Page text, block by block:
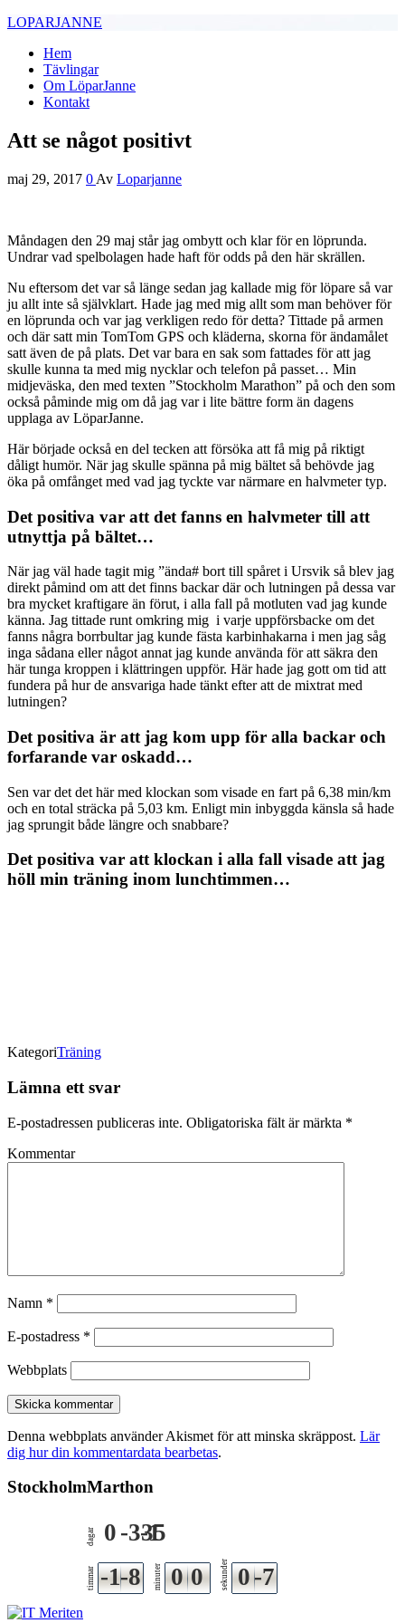
LOPARJANNE
Hem
Tävlingar
Om LöparJanne
Kontakt
Att se något positivt
maj 29, 2017 0 Av Loparjanne
Måndagen den 29 maj står jag ombytt och klar för en löprunda.
Undrar vad spelbolagen hade haft för odds på den här skrällen.
Nu eftersom det var så länge sedan jag kallade mig för löpare så var
ju allt inte så självklart. Hade jag med mig allt som man behöver för
en löprunda och var jag verkligen redo för detta? Tittade på armen
och där satt min TomTom GPS och kläderna, skorna för ändamålet
satt även de på plats. Det var bara en sak som fattades för att jag
skulle kunna ta med mig nycklar och telefon på passet… Min
midjeväska, den med texten ”Stockholm Marathon” på och den som
också påminde mig om då jag var i lite bättre form än dagens
upplaga av LöparJanne.
Här började också en del tecken att försöka att få mig på riktigt
dåligt humör. När jag skulle spänna på mig bältet så behövde jag
öka på omfånget med vad jag tyckte var närmare en halvmeter typ.
Det positiva var att det fanns en halvmeter till att
utnyttja på bältet…
När jag väl hade tagit mig ”ända# bort till spåret i Ursvik så blev jag
direkt påmind om att det finns backar där och lutningen på dessa var
bra mycket kraftigare än förut, i alla fall på motluten vad jag kunde
känna. Jag tittade runt omkring mig i varje uppförsbacke om det
fanns några borrbultar jag kunde fästa karbinhakarna i men jag såg
inga sådana eller något annat jag kunde använda för att säkra den
här tunga kroppen i klättringen uppför. Här hade jag gott om tid att
fundera på hur de ansvariga hade tänkt efter att de mixtrat med
lutningen?
Det positiva är att jag kom upp för alla backar och
forfarande var oskadd…
Sen var det det här med klockan som visade en fart på 6,38 min/km
och en total sträcka på 5,03 km. Enligt min inbyggda känsla så hade
jag sprungit både längre och snabbare?
Det positiva var att klockan i alla fall visade att jag
höll min träning inom lunchtimmen…
KategoriTräning
Lämna ett svar
E-postadressen publiceras inte. Obligatoriska fält är märkta *
Kommentar
Namn *
E-postadress *
Webbplats
Denna webbplats använder Akismet för att minska skräppost. Lär
dig hur din kommentardata bearbetas.
StockholmMarthon
dagar 0 -335
-1
timmar -1-8 minuter 0 0 sekunder 0-7